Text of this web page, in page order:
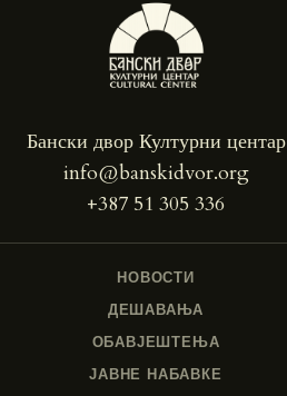
Бански двор Културни центар
info@banskidvor.org
+387 51 305 336
НОВОСТИ
ДЕШАВАЊА
ОБАВЈЕШТЕЊА
ЈАВНЕ НАБАВКЕ